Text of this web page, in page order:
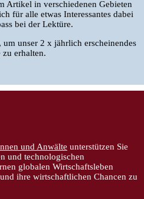
Artikel in verschiedenen Gebieten
für alle etwas Interessantes dabei
bei der Lektüre.
um unser 2 x jährlich erscheinendes
zu erhalten.
und Anwälte unterstützen Sie
und technologischen
globalen Wirtschaftsleben
ihre wirtschaftlichen Chancen zu